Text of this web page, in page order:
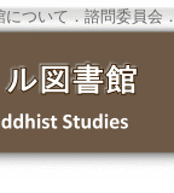
について．諮問委員会．